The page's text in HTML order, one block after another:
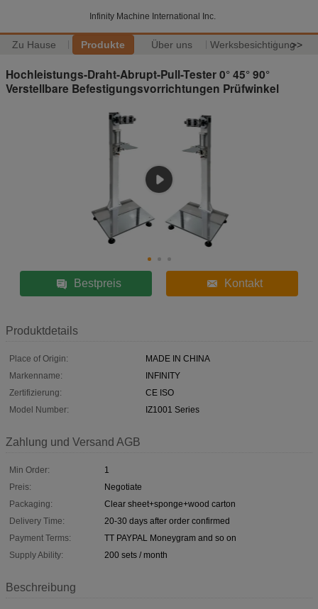
Infinity Machine International Inc.
Zu Hause Produkte Über uns Werksbesichtigung>>
Hochleistungs-Draht-Abrupt-Pull-Tester 0° 45° 90°
Verstellbare Befestigungsvorrichtungen Prüfwinkel
Bestpreis Kontakt
Produktdetails
Place of Origin:
MADE IN CHINA
Markenname:
INFINITY
Zertifizierung:
CE ISO
Model Number:
IZ1001 Series
Zahlung und Versand AGB
Min Order:
1
Preis:
Negotiate
Packaging:
Clear sheet+sponge+wood carton
Delivery Time:
20-30 days after order confirmed
Payment Terms:
TT PAYPAL Moneygram and so on
Supply Ability:
200 sets / month
Beschreibung